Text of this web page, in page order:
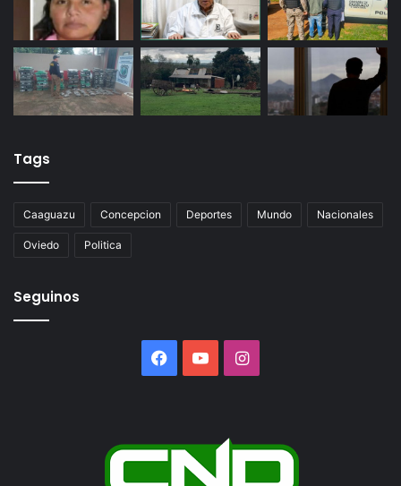
Tags
Caaguazu Concepcion Deportes Mundo Nacionales
Oviedo Politica
Seguinos
Facebook
YouTubeInstagram